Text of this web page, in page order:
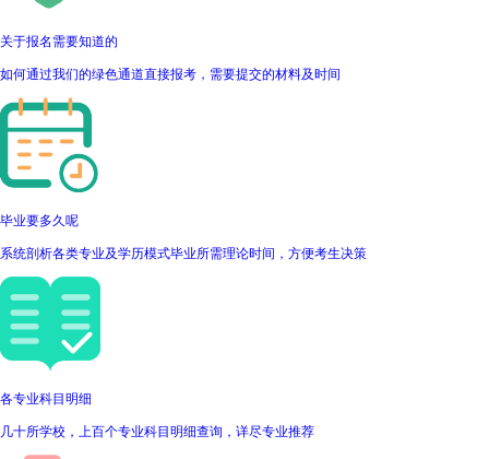
关于报名需要知道的
如何通过我们的绿色通道直接报考，需要提交的材料及时间
毕业要多久呢
系统剖析各类专业及学历模式毕业所需理论时间，方便考生决策
各专业科目明细
几十所学校，上百个专业科目明细查询，详尽专业推荐